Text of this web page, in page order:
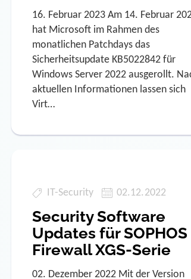
16. Februar 2023 Am 14. Februar
hat Microsoft im Rahmen des
monatlichen Patchdays das
Sicherheitsupdate KB5022842 für
Windows Server 2022 ausgerollt.
aktuellen Informationen lassen sich
Virt…
IT-Security 02.12.2022
Security Software
Updates für SOPHOS
Firewall XGS-Serie
02. Dezember 2022 Mit der Version